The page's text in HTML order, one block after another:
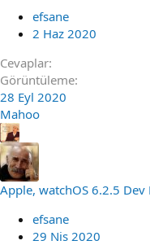
efsane
2 Haz 2020
Cevaplar
Görüntüleme
28 Eyl 2020
Mahoo
Apple, watchOS 6.2.5 Dev
efsane
29 Nis 2020